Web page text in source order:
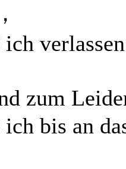
verlassen
zum
bis an